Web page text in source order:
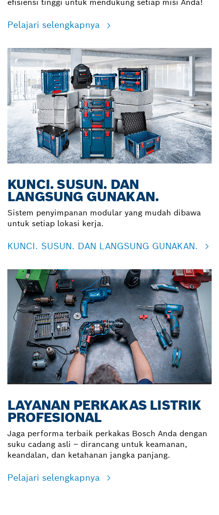
efisiensi tinggi untuk mendukung setiap misi Anda!
Pelajari selengkapnya
KUNCI. SUSUN. DAN
LANGSUNG GUNAKAN.
Sistem penyimpanan modular yang mudah dibawa
untuk setiap lokasi kerja.
KUNCI. SUSUN. DAN LANGSUNG GUNAKAN.
LAYANAN PERKAKAS LISTRIK
PROFESIONAL
Jaga performa terbaik perkakas Bosch Anda dengan
suku cadang asli – dirancang untuk keamanan,
keandalan, dan ketahanan jangka panjang.
Pelajari selengkapnya